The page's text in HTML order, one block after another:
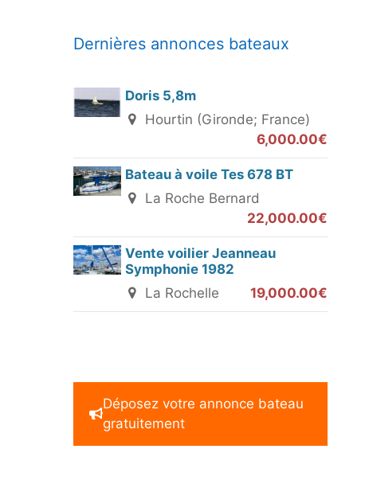
Dernières annonces bateaux
Doris 5,8m
Hourtin (Gironde; France)
6,000.00€
Bateau à voile Tes 678 BT
La Roche Bernard
22,000.00€
Vente voilier Jeanneau
Symphonie 1982
La Rochelle
19,000.00€
Déposez votre annonce bateau
gratuitement